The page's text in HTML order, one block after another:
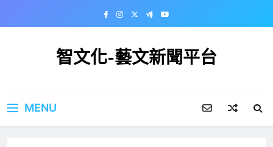
智文化-藝文新聞平台
MENU